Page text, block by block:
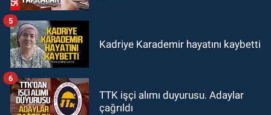
Kadriye Karademir hayatını kaybetti
5
TTK işçi alımı duyurusu. Adaylar
çağrıldı
6